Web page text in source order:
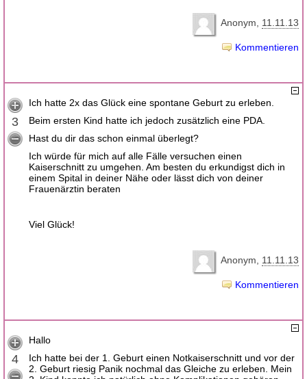
Anonym 11.11.13
Kommentieren
3
Ich hatte 2x das Glück eine spontane Geburt zu erleben.
Beim ersten Kind hatte ich jedoch zusätzlich eine PDA.
Hast du dir das schon einmal überlegt?
Ich würde für mich auf alle Fälle versuchen einen
Kaiserschnitt zu umgehen. Am besten du erkundigst dich in
einem Spital in deiner Nähe oder lässt dich von deiner
Frauenärztin beraten
Viel Glück!
Anonym 11.11.13
Kommentieren
4
Hallo
Ich hatte bei der 1. Geburt einen Notkaiserschnitt und vor der
2. Geburt riesig Panik nochmal das Gleiche zu erleben. Mein